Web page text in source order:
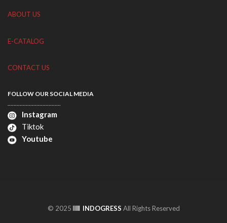
ABOUT US
E-CATALOG
CONTACT US
FOLLOW OUR SOCIAL MEDIA
...................................
Instagram
Tiktok
Youtube
© 2025 INDOGRESS All Rights Reserved